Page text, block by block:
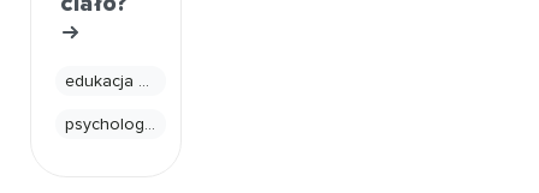
edukacja seksualna
psychologia